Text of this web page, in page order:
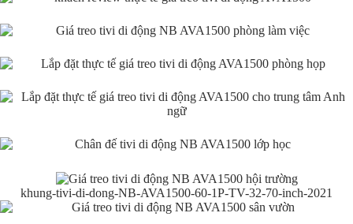
khung-tivi-di-dong-NB-AVA1500-60-1P-TV-32-70-inch-2021